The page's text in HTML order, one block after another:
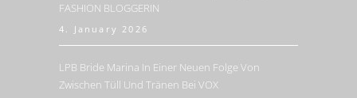
FASHION BLOGGERIN
4. January 2026
LPB Bride Marina In Einer Neuen Folge Von
Zwischen Tüll Und Tränen Bei VOX